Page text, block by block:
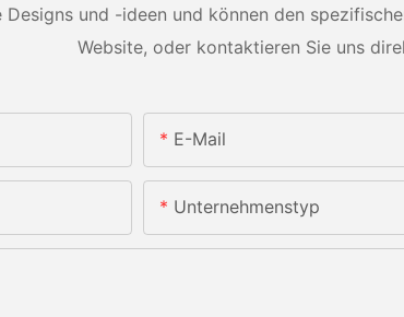
und -ideen und können den
Website, oder kontaktieren Sie uns
E-Mail
Unternehmenstyp